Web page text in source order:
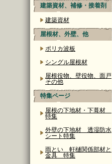
建築資材、補修・接着剤
建築資材
屋根材、外壁、他
ポリカ波板
シングル屋根材
屋根役物、壁役物、面戸
その他
特集ページ
屋根の下地材・下葺材
特集
外壁の下地材 透湿防水
シート特集
雨とい 軒樋関係部材と
金具 特集